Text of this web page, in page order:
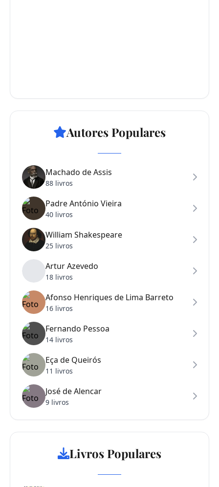
Autores Populares
Machado de Assis
88 livros
Padre António Vieira
40 livros
William Shakespeare
25 livros
Artur Azevedo
18 livros
Afonso Henriques de Lima Barreto
16 livros
Fernando Pessoa
14 livros
Eça de Queirós
11 livros
José de Alencar
9 livros
Livros Populares